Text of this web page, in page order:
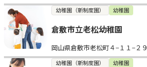
幼稚園（新制度園） 幼稚園
倉敷市立老松幼稚園
岡山県倉敷市老松町４−１１−２９
幼稚園（新制度園） 幼稚園